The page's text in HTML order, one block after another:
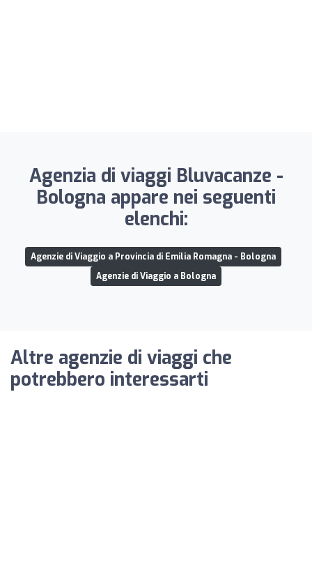
Agenzia di viaggi Bluvacanze -
Bologna appare nei seguenti
elenchi:
Agenzie di Viaggio a Provincia di Emilia Romagna - Bologna
Agenzie di Viaggio a Bologna
Altre agenzie di viaggi che
potrebbero interessarti